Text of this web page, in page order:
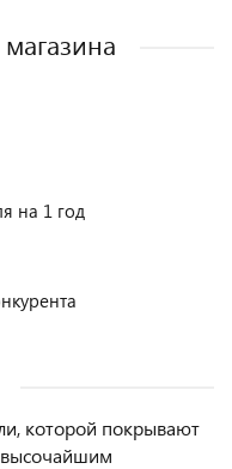
на 1 год
которой покрывают
высочайшим